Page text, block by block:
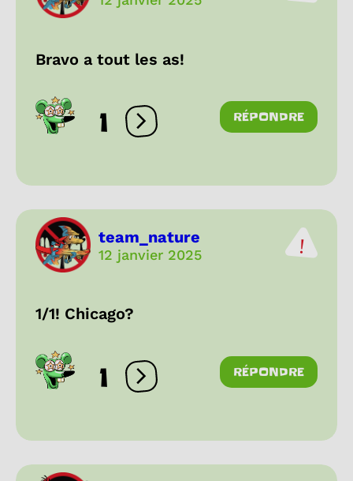
Bravo a tout les as!
1 Ouvrir les réactions
RÉPONDRE
team_nature
12 janvier 2025
1/1! Chicago?
1 Ouvrir les réactions
RÉPONDRE